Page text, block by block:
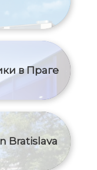
в Праге
Bratislava